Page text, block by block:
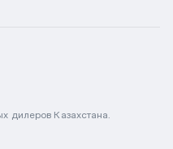
дилеров Казахстана.